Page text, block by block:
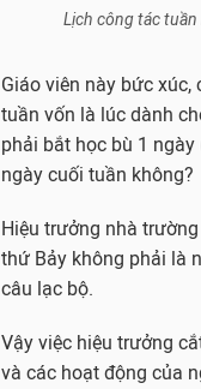
Lịch công tác
Giáo viên này bức
tuần vốn là lúc dành
phải bắt học bù 1
ngày cuối tuần không?
Hiệu trưởng nhà
thứ Bảy không phải là
câu lạc bộ.
Vậy việc hiệu trưởng
và các hoạt động của